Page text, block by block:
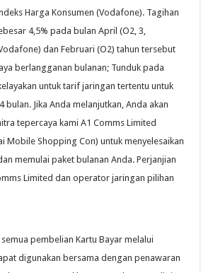
Harga Konsumen (Vodafone). Tagihan
4,5% pada bulan April (O2, 3,
dan Februari (O2) tahun tersebut
berlangganan bulanan; Tunduk pada
untuk tarif jaringan tertentu untuk
bulan. Jika Anda melanjutkan, Anda akan
tepercaya kami A1 Comms Limited
Mobile Shopping Con) untuk menyelesaikan
memulai paket bulanan Anda. Perjanjian
Limited dan operator jaringan pilihan
pembelian Kartu Bayar melalui
digunakan bersama dengan penawaran